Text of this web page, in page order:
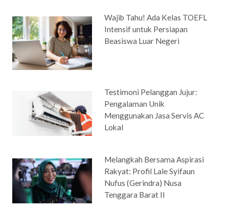
Wajib Tahu! Ada Kelas TOEFL
Intensif untuk Persiapan
Beasiswa Luar Negeri
Testimoni Pelanggan Jujur:
Pengalaman Unik
Menggunakan Jasa Servis AC
Lokal
Melangkah Bersama Aspirasi
Rakyat: Profil Lale Syifaun
Nufus (Gerindra) Nusa
Tenggara Barat II